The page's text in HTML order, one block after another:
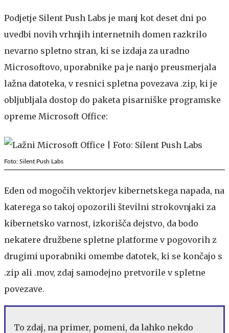
Podjetje Silent Push Labs je manj kot deset dni po
uvedbi novih vrhnjih internetnih domen razkrilo
nevarno spletno stran, ki se izdaja za uradno
Microsoftovo, uporabnike pa je nanjo preusmerjala
lažna datoteka, v resnici spletna povezava .zip, ki je
obljubljala dostop do paketa pisarniške programske
opreme Microsoft Office:
Foto: Silent Push Labs
Eden od mogočih vektorjev kibernetskega napada, na
katerega so takoj opozorili številni strokovnjaki za
kibernetsko varnost, izkorišča dejstvo, da bodo
nekatere družbene spletne platforme v pogovorih z
drugimi uporabniki omembe datotek, ki se končajo s
.zip ali .mov, zdaj samodejno pretvorile v spletne
povezave.
To zdaj, na primer, pomeni, da lahko nekdo